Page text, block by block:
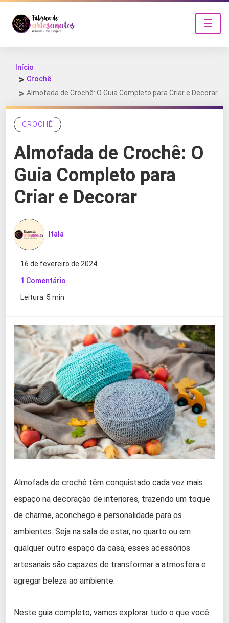
☰
Início
Crochê
Almofada de Crochê: O Guia Completo para Criar e Decorar
CROCHÊ
Almofada de Crochê: O
Guia Completo para
Criar e Decorar
Itala
16 de fevereiro de 2024
1 Comentário
Leitura: 5 min
Almofada de crochê têm conquistado cada vez mais
espaço na decoração de interiores, trazendo um toque
de charme, aconchego e personalidade para os
ambientes. Seja na sala de estar, no quarto ou em
qualquer outro espaço da casa, esses acessórios
artesanais são capazes de transformar a atmosfera e
agregar beleza ao ambiente.
Neste guia completo, vamos explorar tudo o que você